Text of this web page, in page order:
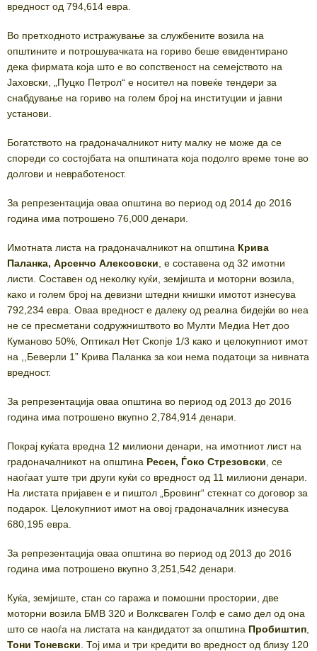
вредност од 794,614 евра.
Во претходното истражување за службените возила на
општините и потрошувачката на гориво беше евидентирано
дека фирмата која што е во сопственост на семејството на
Јаховски, „Пуцко Петрол“ е носител на повеќе тендери за
снабдување на гориво на голем број на институции и јавни
установи.
Богатството на градоначалникот ниту малку не може да се
спореди со состојбата на општината која подолго време тоне во
долгови и невработеност.
За репрезентација оваа општина во период од 2014 до 2016
година има потрошено 76,000 денари.
Имотната листа на градоначалникот на општина Крива
Паланка, Арсенчо Алексовски , е составена од 32 имотни
листи. Составен од неколку куќи, земјишта и моторни возила,
како и голем број на девизни штедни книшки имотот изнесува
792,234 евра. Оваа вредност е далеку од реална бидејќи во неа
не се пресметани содружништвото во Мулти Медиа Нет доо
Куманово 50%, Оптикал Нет Скопје 1/3 како и целокупниот имот
на ,,Беверли 1” Крива Паланка за кои нема податоци за нивната
вредност.
За репрезентација оваа општина во период од 2013 до 2016
година има потрошено вкупно 2,784,914 денари.
Покрај куќата вредна 12 милиони денари, на имотниот лист на
градоначалникот на општина Ресен, Ѓоко Стрезовски , се
наоѓаат уште три други куќи со вредност од 11 милиони денари.
На листата пријавен е и пиштол „Бровинг“ стекнат со договор за
подарок. Целокупниот имот на овој градоначалник изнесува
680,195 евра.
За репрезентација оваа општина во период од 2013 до 2016
година има потрошено вкупно 3,251,542 денари.
Куќа, земјиште, стан со гаража и помошни простории, две
моторни возила БМВ 320 и Волксваген Голф е само дел од она
што се наоѓа на листата на кандидатот за општина Пробиштип
Тони Тоневски . Тој има и три кредити во вредност од близу 120